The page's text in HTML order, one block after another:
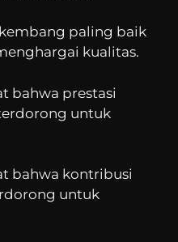
paling baik
kualitas.
bahwa prestasi
untuk
bahwa kontribusi
untuk